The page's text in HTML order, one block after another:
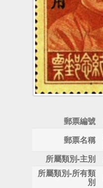
郵票編號
郵票名稱
所屬類別-主別
所屬類別-所有類
別